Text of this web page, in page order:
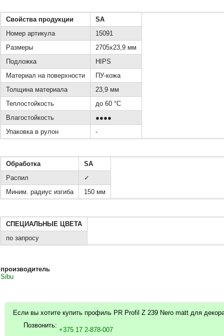
Свойства продукции
SA
Номер артикула
15091
Размеры
2705x23,9 мм
Подложка
HIPS
Материал на поверхности
ПУ-кожа
Толщина материала
23,9 мм
Теплостойкость
до 60 °C
Влагостойкость
●●●●
Упаковка в рулон
-
Обработка
SA
Распил
✓
Миним. радиус изгиба
150 мм
СПЕЦИАЛЬНЫЕ ЦВЕТА
по запросу
производитель
Sibu
Если вы хотите купить профиль PR Profil Z 239 Nero matt для
Позвонить:
+375 17 2-878-007